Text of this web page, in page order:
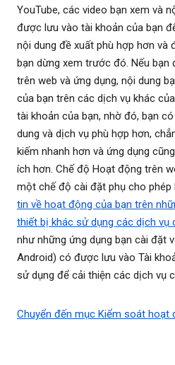
YouTube, các video bạn xem và
được lưu vào tài khoản của bạn
nội dung đề xuất phù hợp hơn và
bạn dừng xem trước đó. Nếu
trên web và ứng dụng, nội dung
của bạn trên các dịch vụ khác
tài khoản của bạn, nhờ đó, bạn
dung và dịch vụ phù hợp hơn,
kiếm nhanh hơn và ứng dụng
ích hơn. Chế độ Hoạt động trên
một chế độ cài đặt phụ cho phép
tin về hoạt động của bạn trên
thiết bị khác sử dụng các dịch vụ
như những ứng dụng bạn cài đặt
Android) có được lưu vào Tài
sử dụng để cải thiện các dịch vụ
Chuyển đến mục Kiểm soát hoạt